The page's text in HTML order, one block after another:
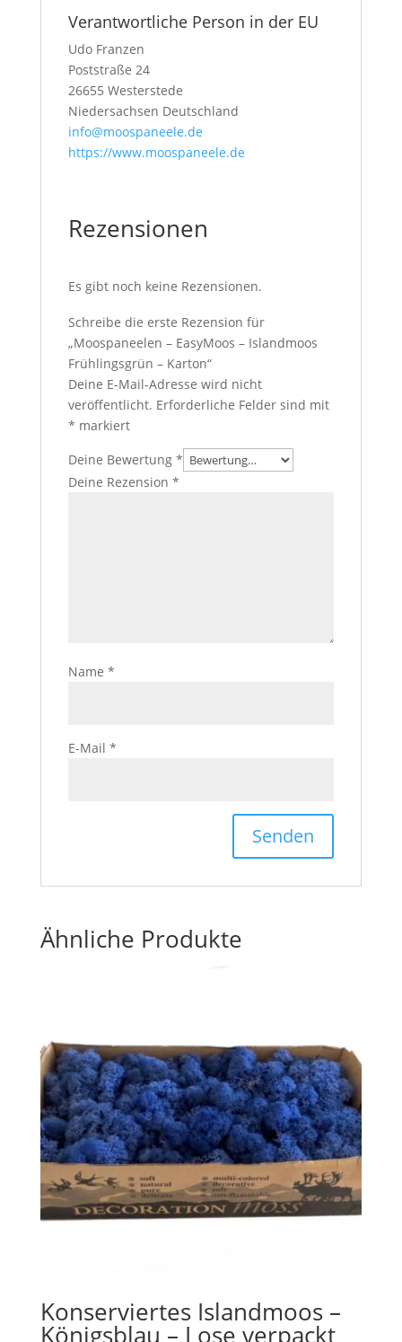
Verantwortliche Person in der EU
Udo Franzen
Poststraße 24
26655 Westerstede
Niedersachsen Deutschland
info@moospaneele.de
https://www.moospaneele.de
Rezensionen
Es gibt noch keine Rezensionen.
Schreibe die erste Rezension für
„Moospaneelen – EasyMoos – Islandmoos
Frühlingsgrün – Karton“
Deine E-Mail-Adresse wird nicht
veröffentlicht. Erforderliche Felder sind mit
* markiert
Deine Bewertung *
Deine Rezension *
Name *
E-Mail *
Ähnliche Produkte
Konserviertes Islandmoos –
Königsblau – Lose verpackt